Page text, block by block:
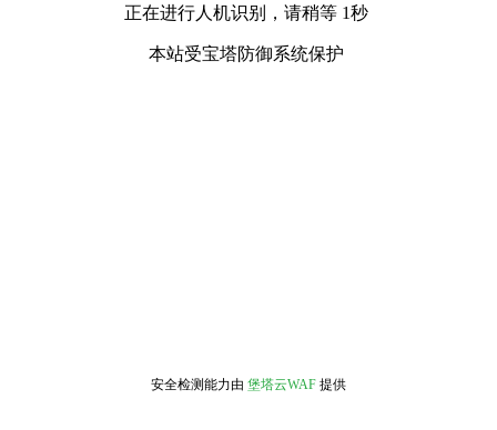
正在进行人机识别，请稍等 1秒
本站受宝塔防御系统保护
安全检测能力由 堡塔云WAF 提供